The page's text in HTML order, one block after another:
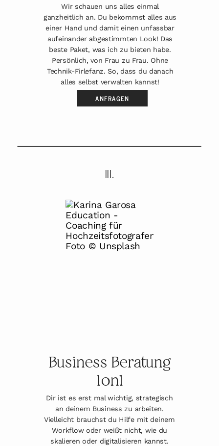
III.
Business Beratung
1on1
Wir schauen uns alles einmal
ganzheitlich an. Du bekommst alles aus
einer Hand und damit einen unfassbar
aufeinander abgestimmten Look! Das
beste Paket, was ich zu bieten habe.
Persönlich, von Frau zu Frau. Ohne
Technik-Firlefanz. So, dass du danach
alles selbst verwalten kannst!
Dir ist es erst mal wichtig, strategisch
an deinem Business zu arbeiten.
Vielleicht brauchst du Hilfe mit deinem
Workflow oder weißt nicht, wie du
skalieren oder digitalisieren kannst.
ANFRAGEN